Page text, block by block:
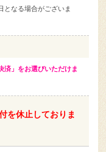
なる場合がございま
済」をお選びいただけま
を休止しておりま